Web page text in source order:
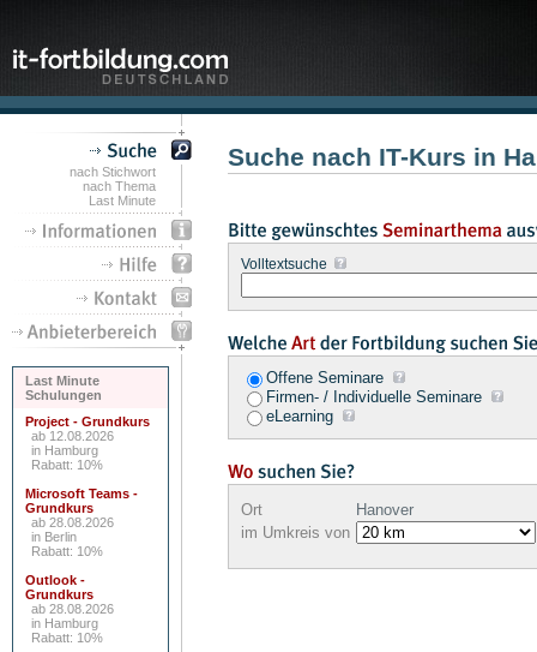
nach Stichwort
nach Thema
Last Minute
Last Minute
Schulungen
Project - Grundkurs
ab 12.08.2026
in Hamburg
Rabatt: 10%
Microsoft Teams -
Grundkurs
ab 28.08.2026
in Berlin
Rabatt: 10%
Outlook -
Grundkurs
ab 28.08.2026
in Hamburg
Rabatt: 10%
Suche nach IT-Kurs in
Volltextsuche
Offene Seminare
Firmen- / Individuelle Seminare
eLearning
Ort
Hanover
im Umkreis von